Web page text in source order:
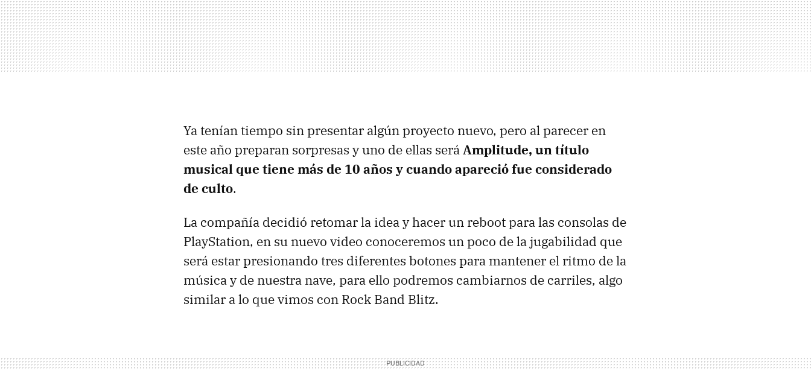
Ya tenían tiempo sin presentar algún proyecto nuevo, pero al parecer en
este año preparan sorpresas y uno de ellas seráAmplitude, un título
musical que tiene más de 10 años y cuando apareció fue considerado
de culto.
La compañía decidió retomar la idea y hacer un reboot para las consolas de
PlayStation, en su nuevo video conoceremos un poco de la jugabilidad que
será estar presionando tres diferentes botones para mantener el ritmo de la
música y de nuestra nave, para ello podremos cambiarnos de carriles, algo
similar a lo que vimos con Rock Band Blitz.